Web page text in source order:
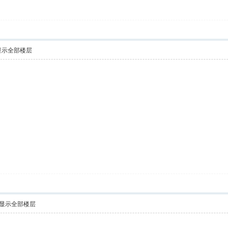
示全部楼层
显示全部楼层